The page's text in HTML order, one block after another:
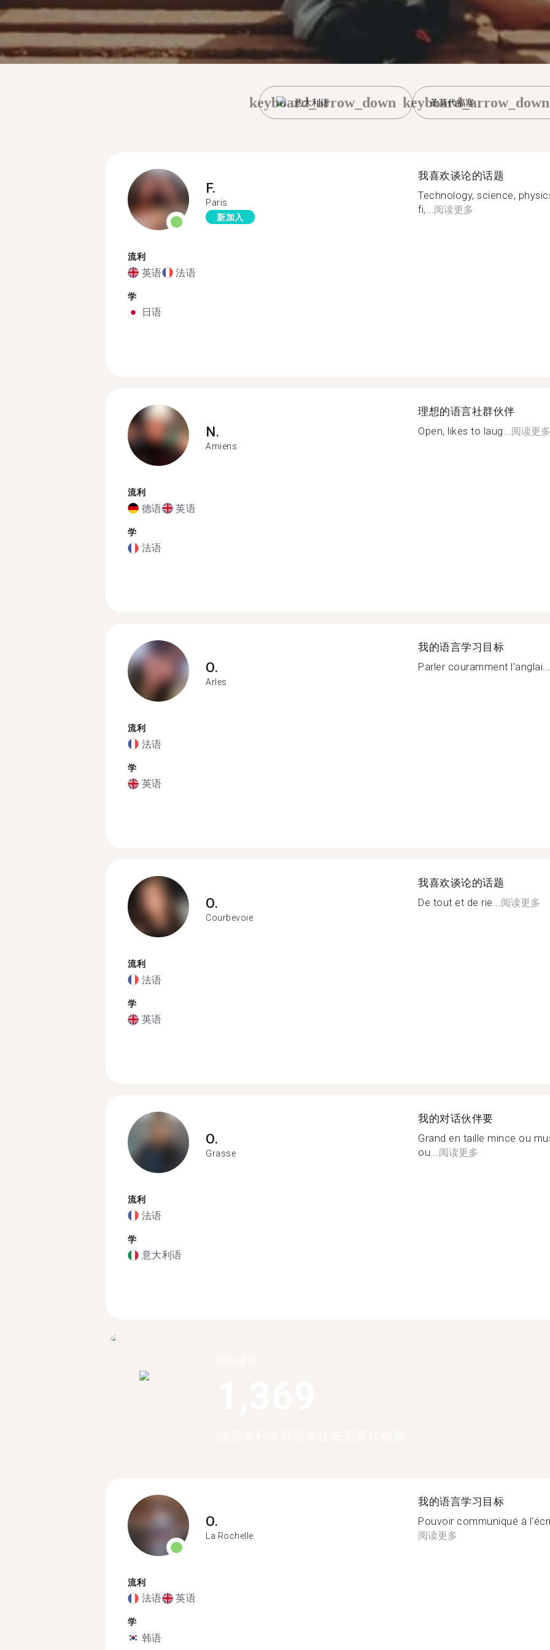
意大利语
keyboard_arrow_down 圣莫代福塞
keyboard_arrow_down
F.
Paris
新加入
流利
英语 法语
学
日语
我喜欢谈论的话题
Technology, science,
fi,...阅读更多
N.
Amiens
流利
德语 英语
学
法语
理想的语言社群伙伴
Open, likes to laug...阅读更多
O.
Arles
流利
法语
学
英语
我的语言学习目标
Parler couramment
O.
Courbevoie
流利
法语
学
英语
我喜欢谈论的话题
De tout et de rie...阅读更多
O.
Grasse
流利
法语
学
意大利语
我的对话伙伴要
Grand en taille mince ou
ou...阅读更多
O.
La Rochelle
流利
法语 英语
学
韩语
我的语言学习目标
Pouvoir communiqué à
阅读更多